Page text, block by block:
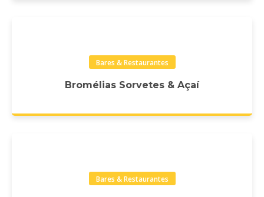
Bares & Restaurantes
Bromélias Sorvetes & Açaí
Bares & Restaurantes